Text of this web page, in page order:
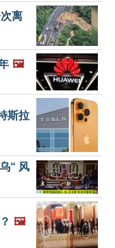
离
🖼️
斯拉
“ 风
🖼️